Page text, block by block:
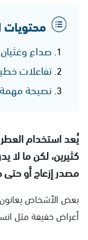
محتويات
صداع
تفاعلات
نصيحة
يُعد استخدام
كثيرين، لكن ما لا
مصدر إزعاج أو
بعض الأشخاص
أعراض خفيفة مثل